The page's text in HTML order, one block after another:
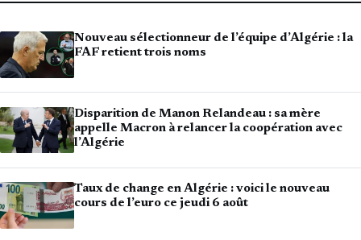
Nouveau sélectionneur de l’équipe d’Algérie : la
FAF retient trois noms
Disparition de Manon Relandeau : sa mère
appelle Macron à relancer la coopération avec
l’Algérie
Taux de change en Algérie : voici le nouveau
cours de l’euro ce jeudi 6 août